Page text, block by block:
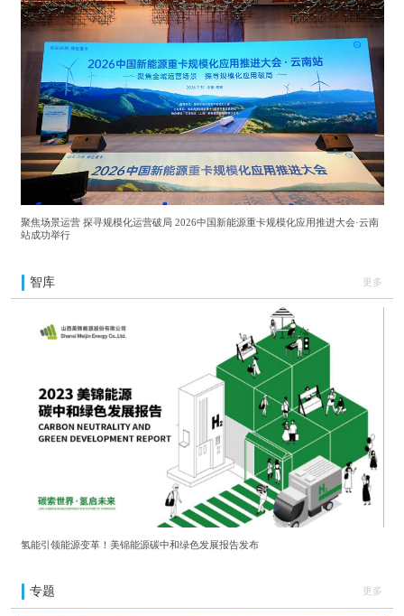
聚焦场景运营 探寻规模化运营破局 2026中国新能源重卡规模化应用推进大会·云南
站成功举行
智库 更多
氢能引领能源变革！美锦能源碳中和绿色发展报告发布
专题 更多